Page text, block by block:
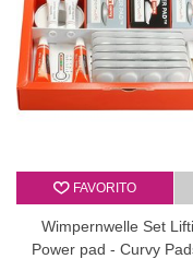
FAVORITO
Wimpernwelle Set
Power pad - Curvy